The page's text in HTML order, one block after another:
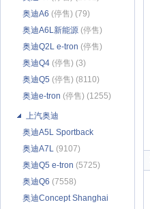
奥迪A6 (停售) (79)
奥迪A6L新能源 (停售)
(1026)
奥迪Q2L e-tron (停售)
(1556)
奥迪Q4 (停售) (3)
奥迪Q5 (停售) (8110)
奥迪e-tron (停售) (1255)
上汽奥迪
奥迪A5L Sportback
(4861)
奥迪A7L (9107)
奥迪Q5 e-tron (5725)
奥迪Q6 (7558)
奥迪Concept Shanghai